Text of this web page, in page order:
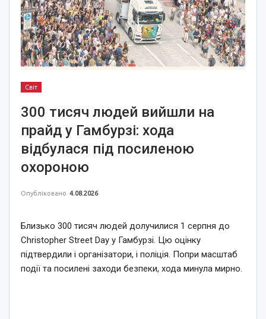
Світ
300 тисяч людей вийшли на
прайд у Гамбурзі: хода
відбулася під посиленою
охороною
Опубліковано 4.08.2026
Близько 300 тисяч людей долучилися 1 серпня до
Christopher Street Day у Гамбурзі. Цю оцінку
підтвердили і організатори, і поліція. Попри масштаб
події та посилені заходи безпеки, хода минула мирно.